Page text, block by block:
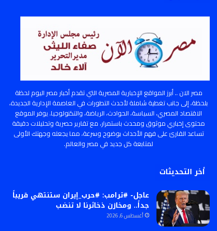
مصر الان .. أبرز المواقع الإخبارية المصرية التي تقدم أخبار مصر اليوم لحظة
بلحظة، إلى جانب تغطية شاملة لأحدث التطورات في العاصمة الإدارية الجديدة،
الاقتصاد المصري، السياسة، الحوادث، الرياضة، والتكنولوجيا. يوفر الموقع
محتوى إخباري موثوق ومحدث باستمرار، مع تقارير حصرية وتحليلات دقيقة
تساعد القارئ على فهم الأحداث بوضوح وسرعة، مما يجعله وجهتك الأولى
لمتابعة كل جديد في مصر والعالم.
أخر التحديثات
عاجل- #ترامب: #حرب_إيران ستنتهي قريباً
جداً.. ومخازن ذخائرنا لا تنضب
أغسطس 6, 2026